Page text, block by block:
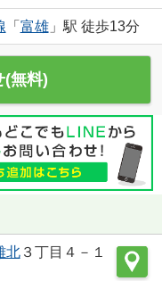
「 富雄」駅 徒歩13分
(無料)
北３丁目４－１